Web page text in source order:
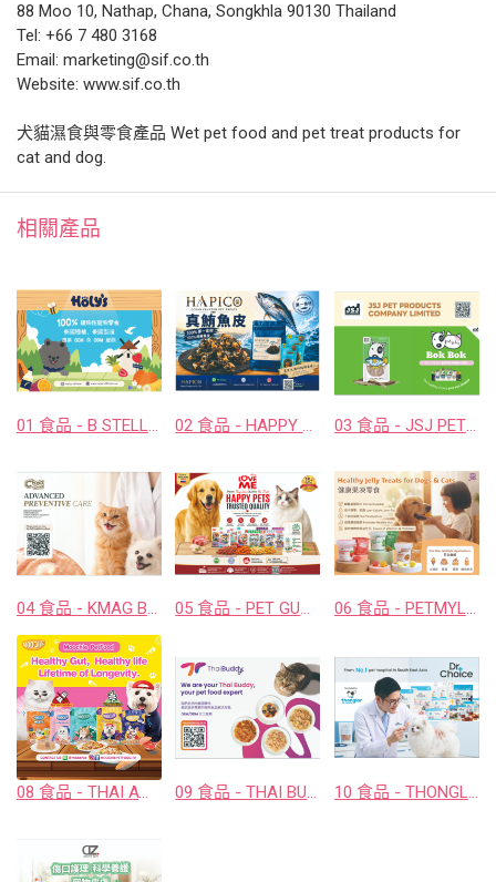
88 Moo 10, Nathap, Chana, Songkhla 90130 Thailand
Tel: +66 7 480 3168
Email: marketing@sif.co.th
Website: www.sif.co.th
犬貓濕食與零食產品 Wet pet food and pet treat products for
cat and dog.
相關產品
01 食品 - B STELLAR COMPANY LIMITED 02 食品 - HAPPY COMPANION CO., LTD. 03 食品 - JSJ PET PRODUCTS COMPANY LIMITED
04 食品 - KMAG BIOTECH COMPANY LIMITED 05 食品 - PET GUSTO CO.,LTD. 06 食品 - PETMYLI COMPANY LIMITED
08 食品 - THAI AWESOME CO., LTD.